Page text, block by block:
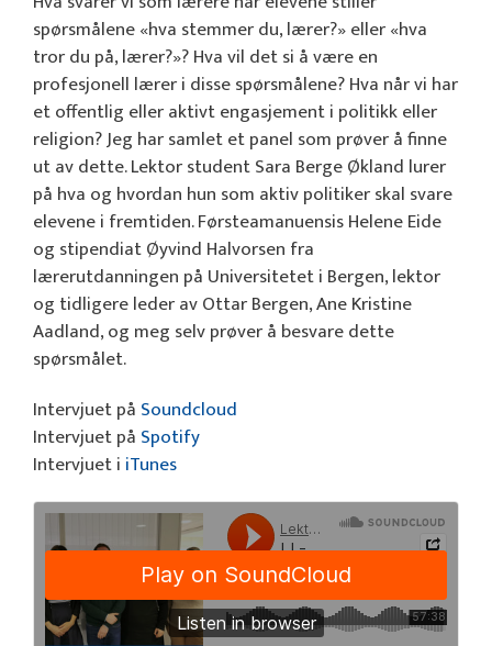
spørsmålene «hva stemmer du, lærer?» eller «hva
tror du på, lærer?»? Hva vil det si å være en
profesjonell lærer i disse spørsmålene? Hva når vi har
et offentlig eller aktivt engasjement i politikk eller
religion? Jeg har samlet et panel som prøver å finne
ut av dette. Lektor student Sara Berge Økland lurer
på hva og hvordan hun som aktiv politiker skal svare
elevene i fremtiden. Førsteamanuensis Helene Eide
og stipendiat Øyvind Halvorsen fra
lærerutdanningen på Universitetet i Bergen, lektor
og tidligere leder av Ottar Bergen, Ane Kristine
Aadland, og meg selv prøver å besvare dette
spørsmålet.
Intervjuet på Soundcloud
Intervjuet på Spotify
Intervjuet i iTunes